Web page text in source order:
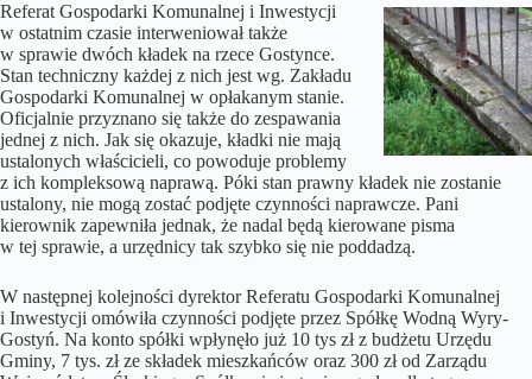
Referat Gospodarki Komunalnej i Inwestycji
w ostatnim czasie interweniował także
w sprawie dwóch kładek na rzece Gostynce.
Stan techniczny każdej z nich jest wg. Zakładu
Gospodarki Komunalnej w opłakanym stanie.
Oficjalnie przyznano się także do zespawania
jednej z nich. Jak się okazuje, kładki nie mają
ustalonych właścicieli, co powoduje problemy
z ich kompleksową naprawą. Póki stan prawny kładek nie zostanie
ustalony, nie mogą zostać podjęte czynności naprawcze. Pani
kierownik zapewniła jednak, że nadal będą kierowane pisma
w tej sprawie, a urzędnicy tak szybko się nie poddadzą.
W następnej kolejności dyrektor Referatu Gospodarki Komunalnej
i Inwestycji omówiła czynności podjęte przez Spółkę Wodną Wyry-
Gostyń. Na konto spółki wpłynęło już 10 tys zł z budżetu Urzędu
Gminy, 7 tys. zł ze składek mieszkańców oraz 300 zł od Zarządu